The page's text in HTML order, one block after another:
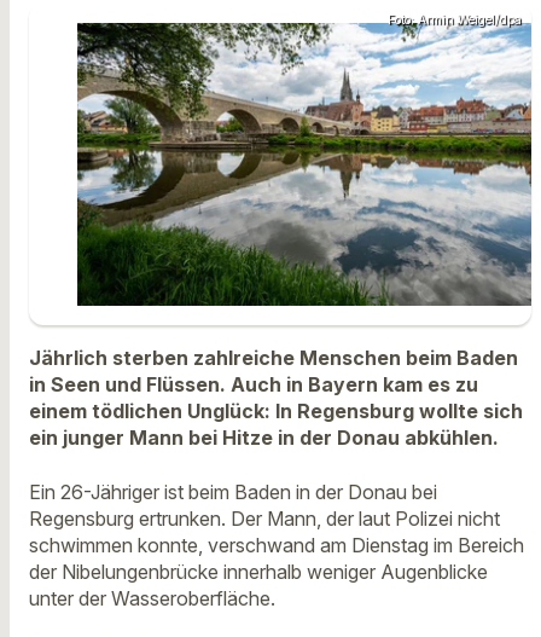
Foto: Armin Weigel/dpa
Jährlich sterben zahlreiche Menschen beim Baden
in Seen und Flüssen. Auch in Bayern kam es zu
einem tödlichen Unglück: In Regensburg wollte sich
ein junger Mann bei Hitze in der Donau abkühlen.
Ein 26-Jähriger ist beim Baden in der Donau bei
Regensburg ertrunken. Der Mann, der laut Polizei nicht
schwimmen konnte, verschwand am Dienstag im Bereich
der Nibelungenbrücke innerhalb weniger Augenblicke
unter der Wasseroberfläche.